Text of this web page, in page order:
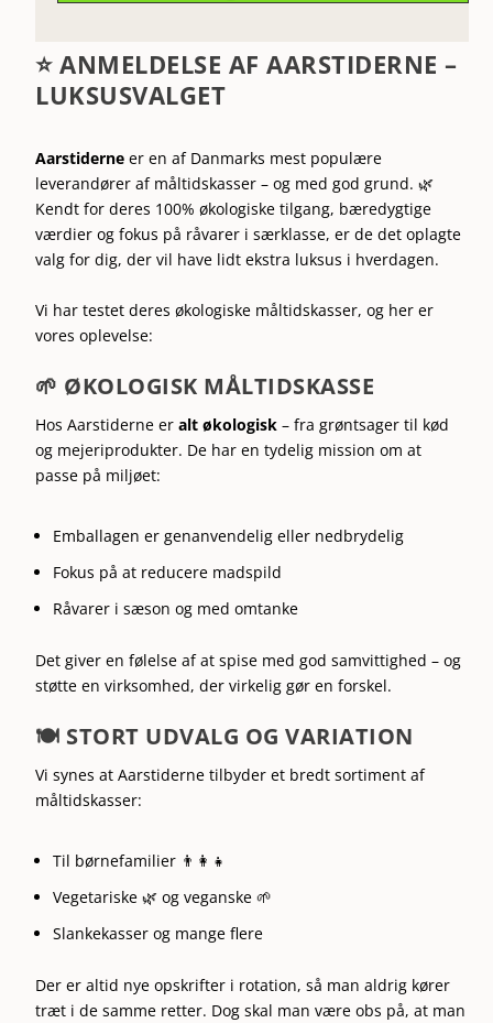
⭐ ANMELDELSE AF AARSTIDERNE –
LUKSUSVALGET
Aarstiderne er en af Danmarks mest populære
leverandører af måltidskasser – og med god grund. 🌿
Kendt for deres 100% økologiske tilgang, bæredygtige
værdier og fokus på råvarer i særklasse, er de det oplagte
valg for dig, der vil have lidt ekstra luksus i hverdagen.
Vi har testet deres økologiske måltidskasser, og her er
vores oplevelse:
🌱 ØKOLOGISK MÅLTIDSKASSE
Hos Aarstiderne eralt økologisk – fra grøntsager til kød
og mejeriprodukter. De har en tydelig mission om at
passe på miljøet:
Emballagen er genanvendelig eller nedbrydelig
Fokus på at reducere madspild
Råvarer i sæson og med omtanke
Det giver en følelse af at spise med god samvittighed – og
støtte en virksomhed, der virkelig gør en forskel.
🍽️ STORT UDVALG OG VARIATION
Vi synes at Aarstiderne tilbyder et bredt sortiment af
måltidskasser:
Til børnefamilier 👨‍👩‍👧
Vegetariske 🌿 og veganske 🌱
Slankekasser og mange flere
Der er altid nye opskrifter i rotation, så man aldrig kører
træt i de samme retter. Dog skal man være obs på, at man